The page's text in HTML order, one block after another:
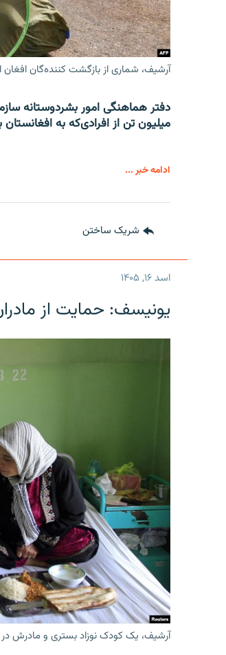
آرشیف، شماری از بازگشت کننده‌گان افغان
میلیون تن از افرادی‌که به
ادامه خبر ...
شریک ساختن
اسد ۱۶, ۱۴۰۵
یونیسف: حمایت از
آرشیف، یک کودک نوزاد بستری و مادرش